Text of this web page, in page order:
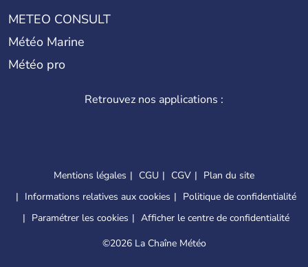
METEO CONSULT
Météo Marine
Météo pro
Retrouvez nos applications :
Mentions légales CGU CGV
Plan du site
Informations relatives aux cookies
Politique de confidentialité
Paramétrer les cookies
Afficher le centre de confidentialité
©2026 La Chaîne Météo